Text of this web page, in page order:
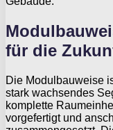
für die
Die Modulbauweise
stark wachsendes
komplette
vorgefertigt und